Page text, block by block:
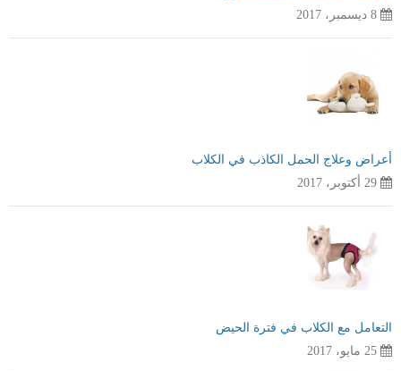
8 ديسمبر، 2017
أعراض وعلاج الحمل الكاذب في الكلاب
29 أكتوبر، 2017
التعامل مع الكلاب في فترة الحيض
25 مايو، 2017